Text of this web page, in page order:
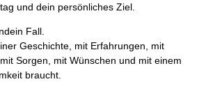
und dein persönliches Ziel.
Fall.
Geschichte, mit Erfahrungen, mit
Sorgen, mit Wünschen und mit einem
braucht.